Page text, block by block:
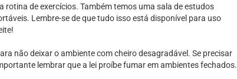
de exercícios. Também temos uma sala de estudos
Lembre-se de que tudo isso está disponível para uso
não deixar o ambiente com cheiro desagradável. Se precisar
lembrar que a lei proíbe fumar em ambientes fechados.